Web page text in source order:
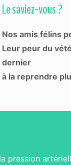
Le saviez-vous ?
Nos amis félins
Leur peur du
dernier
à la reprendre
pression